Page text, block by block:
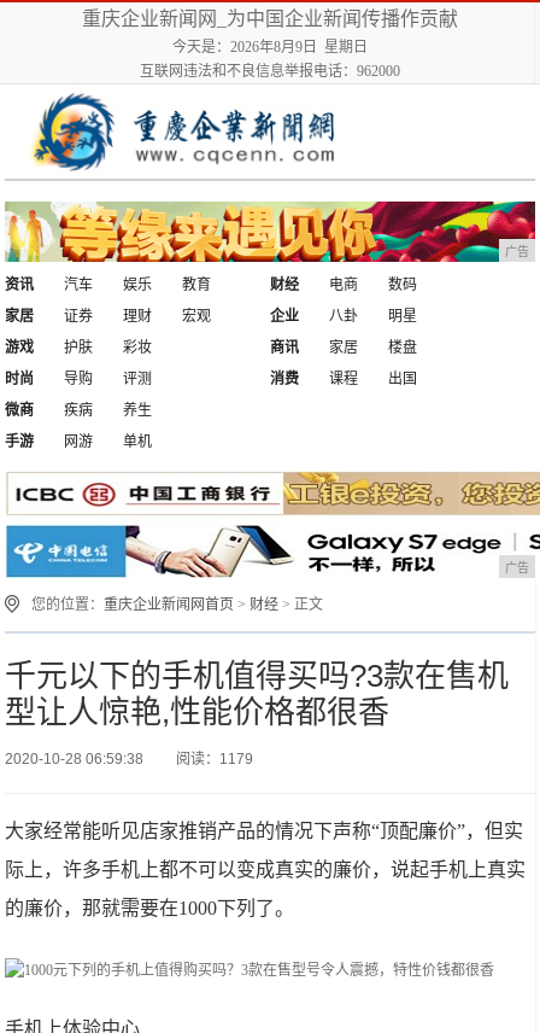
重庆企业新闻网_为中国企业新闻传播作贡献
今天是：2026年8月9日 星期日
互联网违法和不良信息举报电话：962000
广告
资讯 汽车 娱乐
教育
家居
证券 理财 宏观
财经 电商
数码
企业
八卦
明星
游戏
护肤
彩妆
时尚
导购 评测
商讯 家居
楼盘
消费
课程
出国
微商
疾病
养生
手游
网游 单机
广告
您的位置：重庆企业新闻网首页 > 财经 > 正文
千元以下的手机值得买吗?3款在售机
型让人惊艳,性能价格都很香
2020-10-28 06:59:38 阅读：1179
大家经常能听见店家推销产品的情况下声称“顶配廉价”，但实
际上，许多手机上都不可以变成真实的廉价，说起手机上真实
的廉价，那就需要在1000下列了。
手机上体验中心